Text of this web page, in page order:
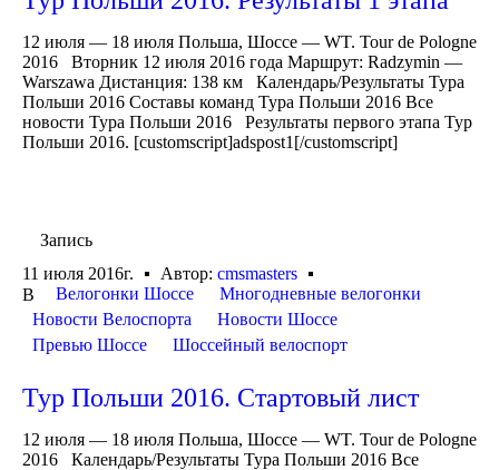
12 июля — 18 июля Польша, Шоссе — WT. Tour de Pologne
2016 Вторник 12 июля 2016 года Маршрут: Radzymin —
Warszawa Дистанция: 138 км Календарь/Результаты Тура
Польши 2016 Составы команд Тура Польши 2016 Все
новости Тура Польши 2016 Результаты первого этапа Тур
Польши 2016. [customscript]adspost1[/customscript]
Запись
11 июля 2016г.
Автор: cmsmasters
В
Велогонки Шоссе
Многодневные велогонки
Новости Велоспорта
Новости Шоссе
Превью Шоссе
Шоссейный велоспорт
Тур Польши 2016. Стартовый лист
12 июля — 18 июля Польша, Шоссе — WT. Tour de Pologne
2016 Календарь/Результаты Тура Польши 2016 Все